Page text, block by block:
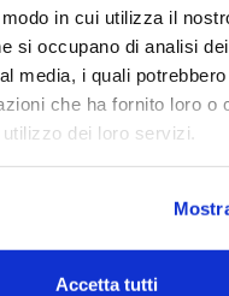
in cui utilizza il
si occupano di analisi dei
media, i quali
che ha fornito loro o
dei loro servizi.
Accetta tutti
nuovo campus di
sulla
del centenario